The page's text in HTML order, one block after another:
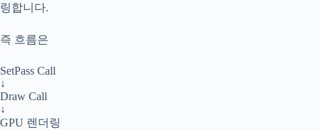
링합니다.
즉 흐름은
SetPass Call
↓
Draw Call
↓
GPU 렌더링